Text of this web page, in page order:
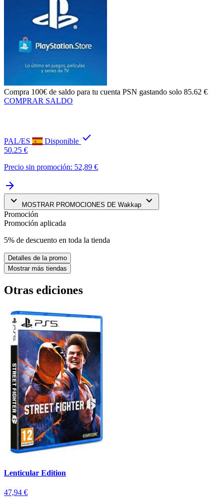
Compra 100€ de saldo para tu cuenta PSN gastando solo 85.62 €
COMPRAR SALDO
PAL/ES Disponible check
50.25 €
Precio sin promoción: 52,89 €
arrow_forward
keyboard_arrow_down
MOSTRAR PROMOCIONES DE Wakkap keyboard_arrow_down
Promoción
Promoción aplicada
5% de descuento en toda la tienda
Detalles de la promo
Mostrar más tiendas
Otras ediciones
Lenticular Edition
47,94 €